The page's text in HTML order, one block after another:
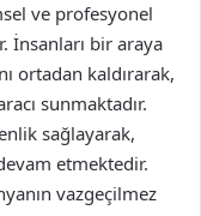
ve profesyonel
İnsanları bir araya
ortadan kaldırarak,
sunmaktadır.
sağlayarak,
etmektedir.
vazgeçilmez